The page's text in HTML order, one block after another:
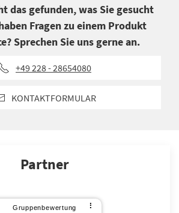
das gefunden, was Sie gesucht
Fragen zu einem Produkt
Sprechen Sie uns gerne an.
+49 228 - 28654080
KONTAKTFORMULAR
Partner